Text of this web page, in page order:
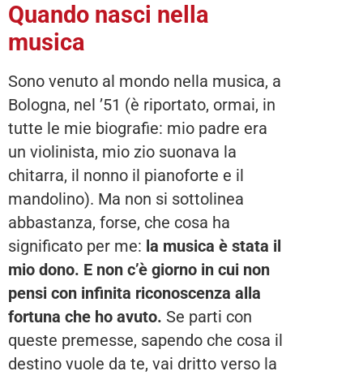
Quando nasci nella
musica
Sono venuto al mondo nella musica, a
Bologna, nel ’51 (è riportato, ormai, in
tutte le mie biografie: mio padre era
un violinista, mio zio suonava la
chitarra, il nonno il pianoforte e il
mandolino). Ma non si sottolinea
abbastanza, forse, che cosa ha
significato per me: la musica è stata il
mio dono. E non c’è giorno in cui non
pensi con infinita riconoscenza alla
fortuna che ho avuto. Se parti con
queste premesse, sapendo che cosa il
destino vuole da te, vai dritto verso la